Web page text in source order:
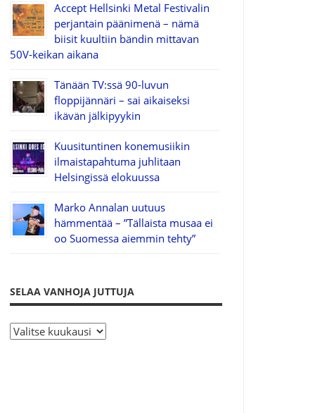
Accept Hellsinki Metal Festivalin
perjantain päänimenä – nämä
biisit kuultiin bändin mittavan
50V-keikan aikana
Tänään TV:ssä 90-luvun
floppijännäri – sai aikaiseksi
ikävän jälkipyykin
Kuusituntinen konemusiikin
ilmaistapahtuma juhlitaan
Helsingissä elokuussa
Marko Annalan uutuus
hämmentää – ”Tällaista musaa ei
oo Suomessa aiemmin tehty”
SELAA VANHOJA JUTTUJA
S